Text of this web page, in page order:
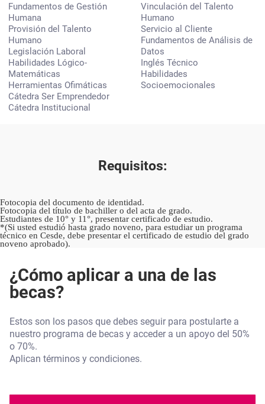
Fundamentos de Gestión
Humana
Provisión del Talento
Humano
Legislación Laboral
Habilidades Lógico-
Matemáticas
Herramientas Ofimáticas
Cátedra Ser Emprendedor
Cátedra Institucional
Vinculación del Talento
Humano
Servicio al Cliente
Fundamentos de Análisis de
Datos
Inglés Técnico
Habilidades
Socioemocionales
Requisitos:
Fotocopia del documento de identidad.
Fotocopia del título de bachiller o del acta de grado.
Estudiantes de 10° y 11°, presentar certificado de estudio.
*(Si usted estudió hasta grado noveno, para estudiar un programa
técnico en Cesde, debe presentar el certificado de estudio del grado
noveno aprobado).
¿Cómo aplicar a una de las
becas?
Estos son los pasos que debes seguir para postularte a
nuestro programa de becas y acceder a un apoyo del 50%
o 70%.
Aplican términos y condiciones.